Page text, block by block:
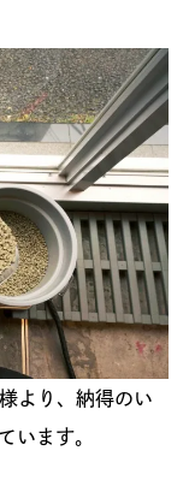
より、納得のい
います。